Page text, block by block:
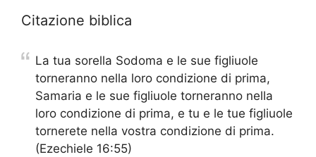
Citazione biblica
La tua sorella Sodoma e le sue figliuole
torneranno nella loro condizione di prima,
Samaria e le sue figliuole torneranno nella
loro condizione di prima, e tu e le tue figliuole
tornerete nella vostra condizione di prima.
(Ezechiele 16:55)